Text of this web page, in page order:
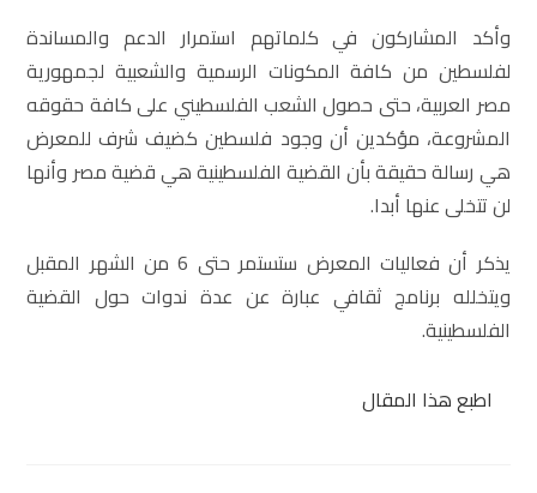
وأكد المشاركون في كلماتهم استمرار الدعم والمساندة
لفلسطين من كافة المكونات الرسمية والشعبية لجمهورية
مصر العربية، حتى حصول الشعب الفلسطيني على كافة حقوقه
المشروعة، مؤكدين أن وجود فلسطين كضيف شرف للمعرض
هي رسالة حقيقة بأن القضية الفلسطينية هي قضية مصر وأنها
لن تتخلى عنها أبدا.
يذكر أن فعاليات المعرض ستستمر حتى 6 من الشهر المقبل
ويتخلله برنامج ثقافي عبارة عن عدة ندوات حول القضية
الفلسطينية.
اطبع هذا المقال